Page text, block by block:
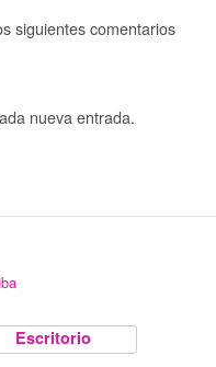
siguientes comentarios
nueva entrada.
Escritorio